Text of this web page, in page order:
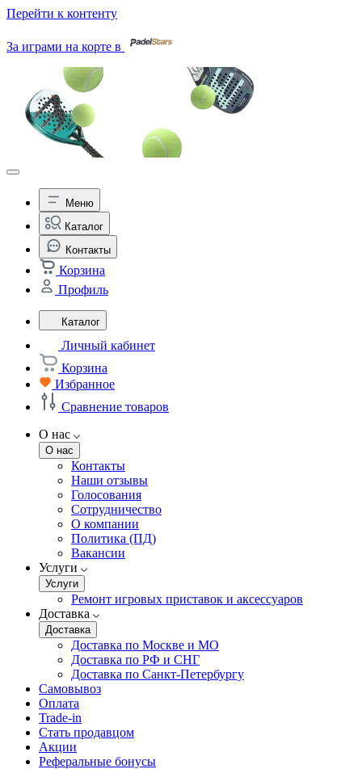
Перейти к контенту
За играми на корте в
Меню
Каталог
Контакты
Корзина
Профиль
Каталог
Личный кабинет
Корзина
Избранное
Сравнение товаров
О нас
О нас
Контакты
Наши отзывы
Голосования
Сотрудничество
О компании
Политика (ПД)
Вакансии
Услуги
Услуги
Ремонт игровых приставок и аксессуаров
Доставка
Доставка
Доставка по Москве и МО
Доставка по РФ и СНГ
Доставка по Санкт-Петербургу
Самовывоз
Оплата
Trade-in
Стать продавцом
Акции
Реферальные бонусы